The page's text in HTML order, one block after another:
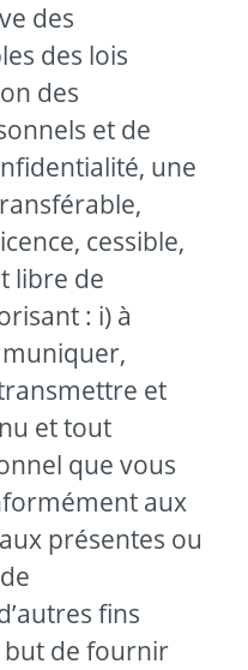
des
des lois
des
et de
une
cessible,
libre de
: i) à
et
et tout
que vous
aux
présentes ou
fins
but de fournir